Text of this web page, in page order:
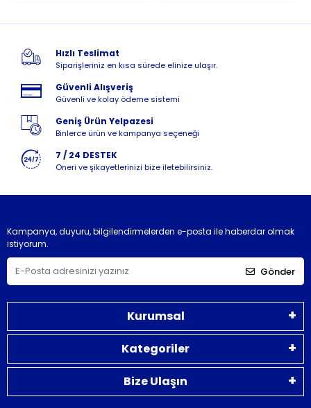
Hızlı Teslimat
Siparişleriniz en kısa sürede elinize ulaşır.
Güvenli Alışveriş
Güvenli ve kolay ödeme sistemi
Geniş Ürün Yelpazesi
Binlerce ürün ve kampanya seçeneği
7 / 24 DESTEK
Öneri ve şikayetlerinizi bize iletebilirsiniz.
Kampanya, duyuru, bilgilendirmelerden e-posta ile haberdar olmak
istiyorum.
Gönder
Kurumsal
Kategoriler
Bize Ulaşın